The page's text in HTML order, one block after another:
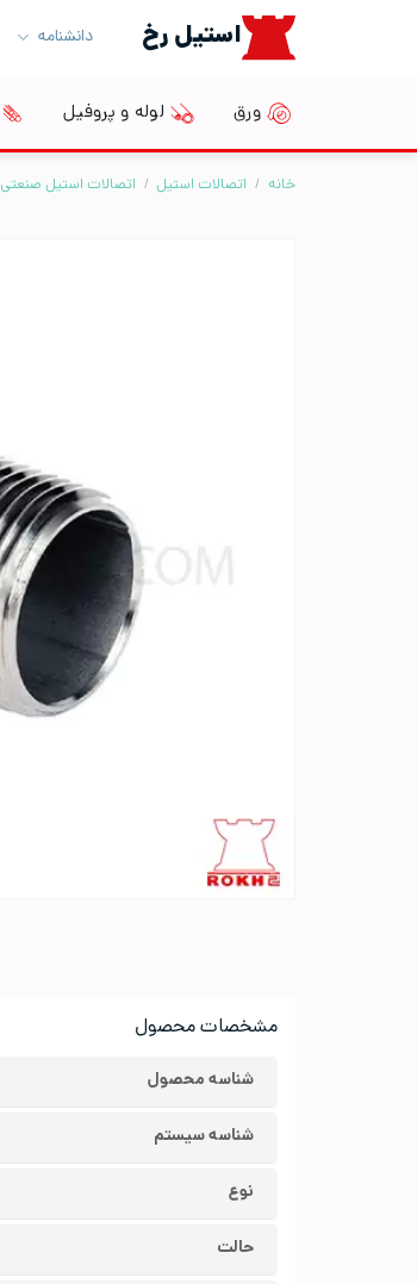
استیل رخ دانشنامه
ورق لوله و پروفیل
خانه / اتصالات استیل / اتصالات استیل صنعتی
مشخصات محصول
شناسه محصول
شناسه سیستم
نوع
حالت